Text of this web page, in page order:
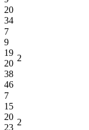
20
34
7
9
19
20
38
46
2
7
15
20
23
2